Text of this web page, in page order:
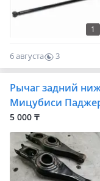
1
6 августа
3
0
Рычаг задний
Мицубиси
5 000 ₸